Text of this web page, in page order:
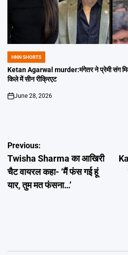
POSTED
IN
HNN SHORTS
Ketan Agarwal murder:मंगेतर ने प्रेमी संग
किले में सीन रीक्रिएट
on
June 28, 2026
Post
navigation
Previous:
Twisha Sharma का आखिरी
चैट वायरल कहा- ‘मैं फंस गई हूं
यार, तुम मत फंसना…’